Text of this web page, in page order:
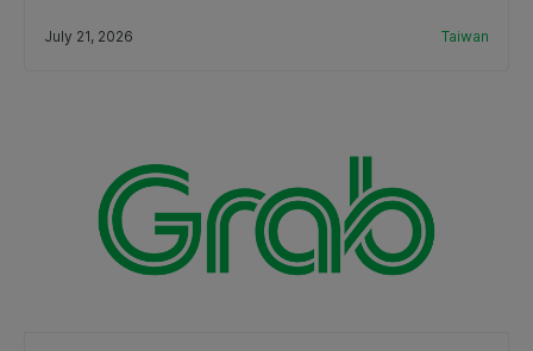
July 21, 2026 Taiwan